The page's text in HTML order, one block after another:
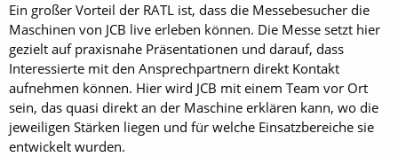
Ein großer Vorteil der RATL ist, dass die Messebesucher die
Maschinen von JCB live erleben können. Die Messe setzt hier
gezielt auf praxisnahe Präsentationen und darauf, dass
Interessierte mit den Ansprechpartnern direkt Kontakt
aufnehmen können. Hier wird JCB mit einem Team vor Ort
sein, das quasi direkt an der Maschine erklären kann, wo die
jeweiligen Stärken liegen und für welche Einsatzbereiche sie
entwickelt wurden.